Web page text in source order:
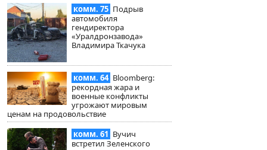
комм. 75 Подрыв
автомобиля
гендиректора
«Уралдронзавода»
Владимира Ткачука
комм. 64 Bloomberg:
рекордная жара и
военные конфликты
угрожают мировым
ценам на продовольствие
комм. 61 Вучич
встретил Зеленского